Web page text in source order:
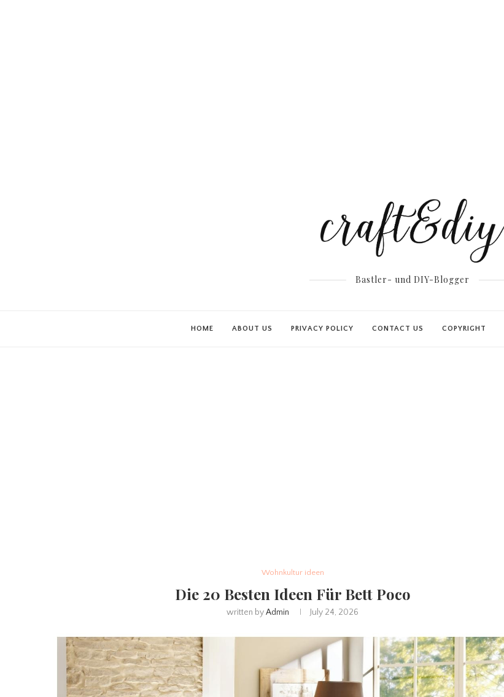
Bastler- und DIY-Blogger
HOME ABOUT US PRIVACY POLICY CONTACT US COPYRIGHT
Wohnkultur ideen
Die 20 Besten Ideen Für Bett Poco
written byAdmin July 24, 2026